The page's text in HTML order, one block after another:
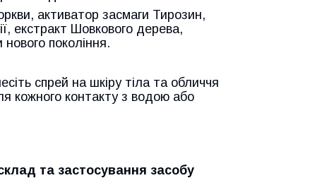
активатор засмаги Тирозин,
екстракт Шовкового дерева,
покоління.
спрей на шкіру тіла та обличчя
кожного контакту з водою або
та застосування засобу